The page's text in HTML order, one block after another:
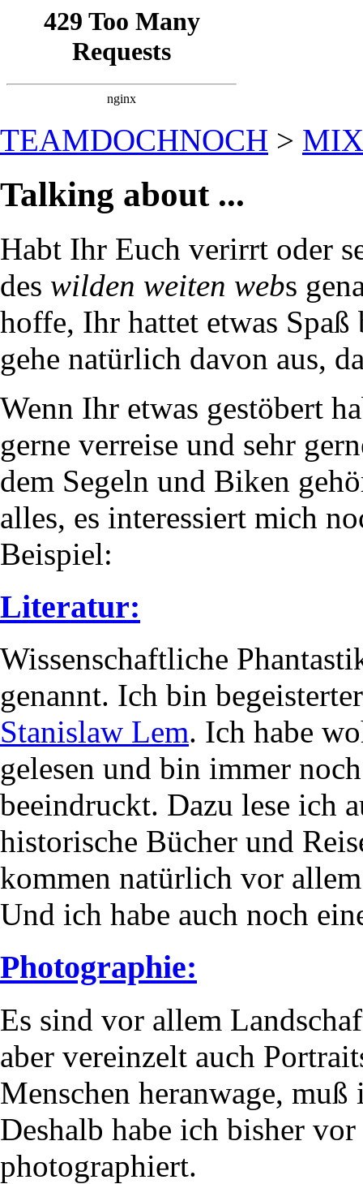
TEAMDOCHNOCH >
Talking about ...
Habt Ihr Euch verirrt oder
des wilden weiten webs
hoffe, Ihr hattet etwas Spaß
gehe natürlich davon aus,
Wenn Ihr etwas gestöbert
gerne verreise und sehr
dem Segeln und Biken
alles, es interessiert mich
Beispiel:
Literatur:
Wissenschaftliche
genannt. Ich bin
Stanislaw Lem. Ich habe
gelesen und bin immer
beeindruckt. Dazu lese ich
historische Bücher und
kommen natürlich vor
Und ich habe auch noch
Photographie:
Es sind vor allem
aber vereinzelt auch
Menschen heranwage, muß
Deshalb habe ich bisher
photographiert.